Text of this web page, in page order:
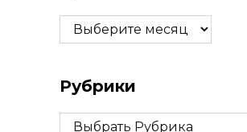
Архивы
Рубрики
Рубрики